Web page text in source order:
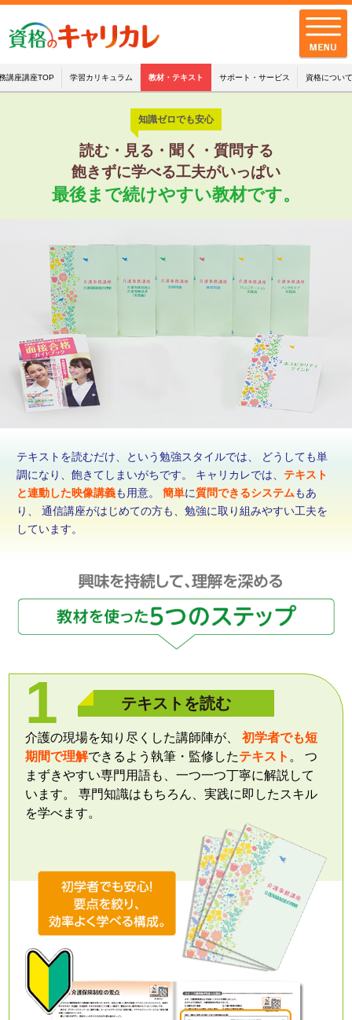
キャリカレの品質
お客様の声
お知らせ
お問い合わせ
配送・支払・返品について
資料請求 受講申し込み
講座講座TOP 学習カリキュラム 教材・テキスト サポート・サービス 資格について
知識ゼロでも安心
読む・見る・聞く・質問する
飽きずに学べる工夫がいっぱい
最後まで続けやすい教材です。
テキストを読むだけ、という勉強スタイルでは、
どうしても単
調になり、飽きてしまいがちです。
キャリカレでは、 テキスト
と連動した映像講義も用意。 簡単に質問できるシステムもあ
り、
通信講座がはじめての方も、勉強に取り組みやすい工夫を
しています。
テキストを読む
介護の現場を知り尽くした講師陣が、初学者でも短
期間で理解できるよう執筆・監修したテキスト 。 つ
まずきやすい専門用語も、一つ一つ丁寧に解説して
います。 専門知識はもちろん、実践に即したスキル
を学べます。